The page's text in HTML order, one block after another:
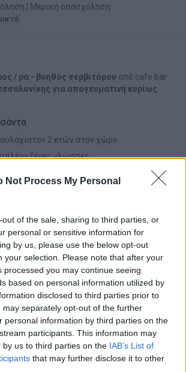
Not Process My Personal
out of the sale, sharing to third parties, or
personal or sensitive information for
by us, please use the below opt-out
your selection. Please note that after your
processed you may continue seeing
based on personal information utilized by
disclosed to third parties prior to
may separately opt-out of the further
personal information by third parties on the
participants. This information may
by us to third parties on the IAB’s List of
that may further disclose it to other
| Μερική απασχόληση
/ ρα - βοηθός σερβιτόρου από cafe bar
για απογευματινή κυρίως
2 ετών στον χώρο
ξένες γλώσσες